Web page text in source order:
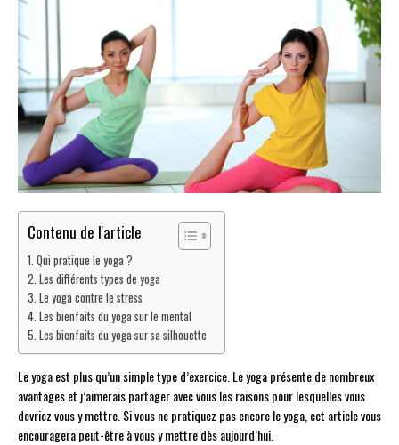
Contenu de l'article
Qui pratique le yoga ?
Les différents types de yoga
Le yoga contre le stress
Les bienfaits du yoga sur le mental
Les bienfaits du yoga sur sa silhouette
Le yoga est plus qu’un simple type d’exercice. Le yoga présente de nombreux
avantages et j’aimerais partager avec vous les raisons pour lesquelles vous
devriez vous y mettre. Si vous ne pratiquez pas encore le yoga, cet article vous
encouragera peut-être à vous y mettre dès aujourd’hui.